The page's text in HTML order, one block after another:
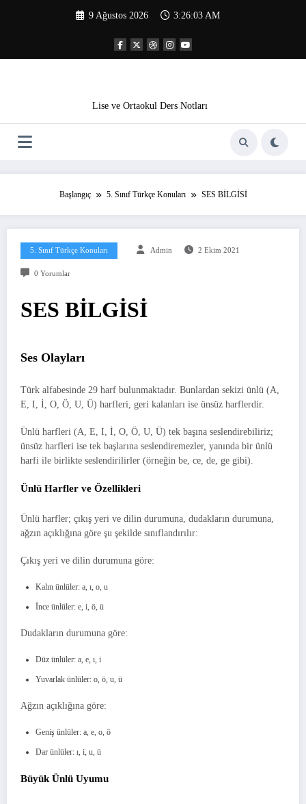
9 Ağustos 2026 3:26:04 AM
Lise ve Ortaokul Ders Notları
Başlangıç 5. Sınıf Türkçe Konuları SES BİLGİSİ
5. Sınıf Türkçe Konuları Admin 2 Ekim 2021
0 Yorumlar
SES BİLGİSİ
Ses Olayları
Türk alfabesinde 29 harf bulunmaktadır. Bunlardan sekizi ünlü (A,
E, I, İ, O, Ö, U, Ü) harfleri, geri kalanları ise ünsüz harflerdir.
Ünlü harfleri (A, E, I, İ, O, Ö, U, Ü) tek başına seslendirebiliriz;
ünsüz harfleri ise tek başlarına seslendiremezler, yanında bir ünlü
harfi ile birlikte seslendirilirler (örneğin be, ce, de, ge gibi).
Ünlü Harfler ve Özellikleri
Ünlü harfler; çıkış yeri ve dilin durumuna, dudakların durumuna,
ağzın açıklığına göre şu şekilde sınıflandırılır:
Çıkış yeri ve dilin durumuna göre:
Kalın ünlüler: a, ı, o, u
İnce ünlüler: e, i, ö, ü
Dudakların durumuna göre:
Düz ünlüler: a, e, ı, i
Yuvarlak ünlüler: o, ö, u, ü
Ağzın açıklığına göre:
Geniş ünlüler: a, e, o, ö
Dar ünlüler: ı, i, u, ü
Büyük Ünlü Uyumu